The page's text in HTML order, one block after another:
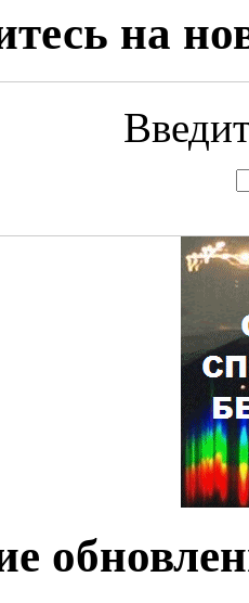
на